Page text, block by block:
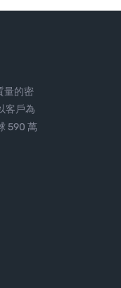
量的密
客戶為
590 萬